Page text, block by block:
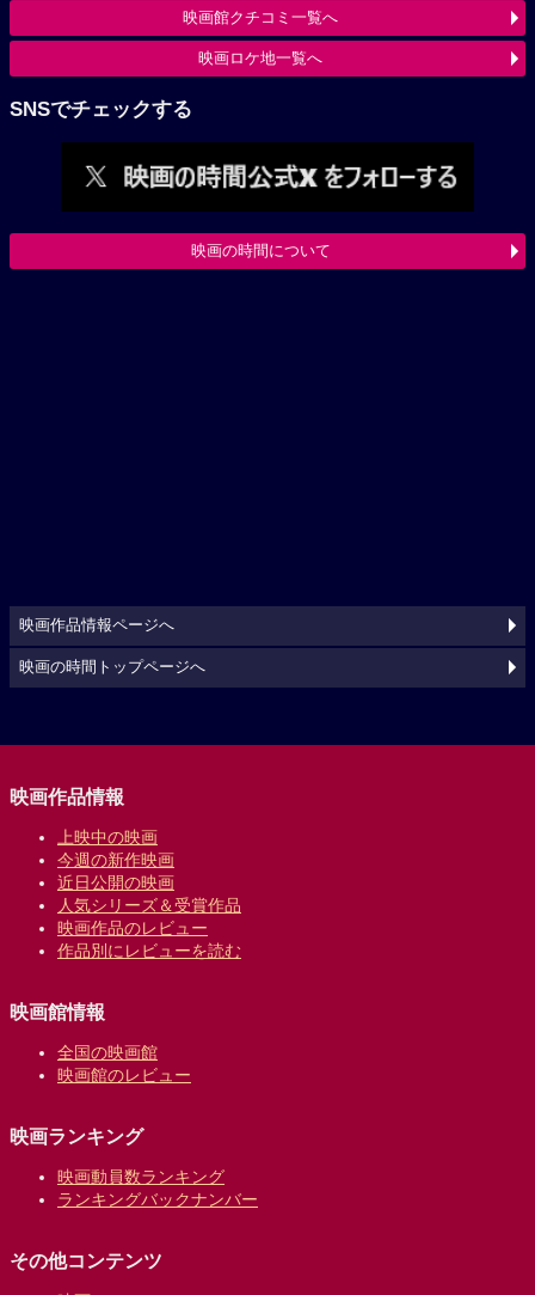
映画館クチコミ一覧へ
映画ロケ地一覧へ
SNSでチェックする
映画の時間について
映画作品情報ページへ
映画の時間トップページへ
映画作品情報
上映中の映画
今週の新作映画
近日公開の映画
人気シリーズ＆受賞作品
映画作品のレビュー
作品別にレビューを読む
映画館情報
全国の映画館
映画館のレビュー
映画ランキング
映画動員数ランキング
ランキングバックナンバー
その他コンテンツ